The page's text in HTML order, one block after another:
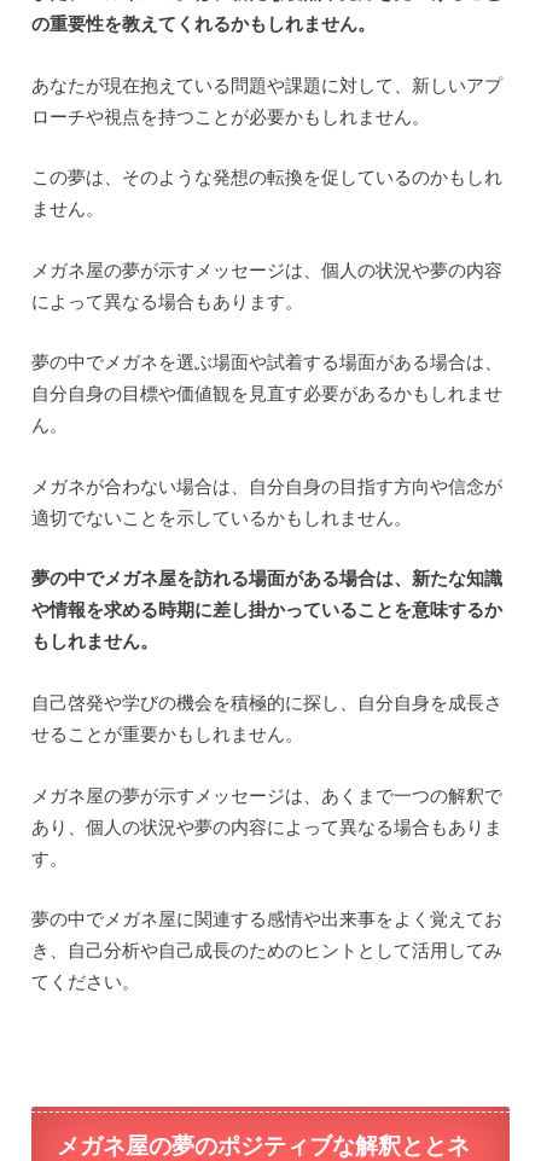
の重要性を教えてくれるかもしれません。
あなたが現在抱えている問題や課題に対して、新しいアプ
ローチや視点を持つことが必要かもしれません。
この夢は、そのような発想の転換を促しているのかもしれ
ません。
メガネ屋の夢が示すメッセージは、個人の状況や夢の内容
によって異なる場合もあります。
夢の中でメガネを選ぶ場面や試着する場面がある場合は、
自分自身の目標や価値観を見直す必要があるかもしれませ
ん。
メガネが合わない場合は、自分自身の目指す方向や信念が
適切でないことを示しているかもしれません。
夢の中でメガネ屋を訪れる場面がある場合は、新たな知識
や情報を求める時期に差し掛かっていることを意味するか
もしれません。
自己啓発や学びの機会を積極的に探し、自分自身を成長さ
せることが重要かもしれません。
メガネ屋の夢が示すメッセージは、あくまで一つの解釈で
あり、個人の状況や夢の内容によって異なる場合もありま
す。
夢の中でメガネ屋に関連する感情や出来事をよく覚えてお
き、自己分析や自己成長のためのヒントとして活用してみ
てください。
メガネ屋の夢のポジティブな解釈ととネ